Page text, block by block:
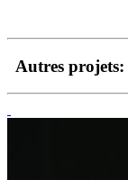
Autres projets: